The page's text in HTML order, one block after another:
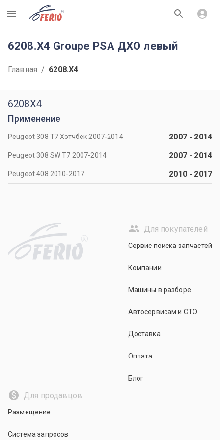
R
6208.X4 Groupe PSA ДХО левый
Главная / 6208.X4
6208X4
Применение
Peugeot 308 T7 Хэтчбек 2007-2014 2007- 2014
Peugeot 308 SW T7 2007-2014 2007- 2014
Peugeot 408 2010-2017 2010- 2017
R
Для покупателей
Сервис поиска запчастей
Компании
Машины в разборе
Автосервисам и СТО
Доставка
Оплата
Блог
Для продавцов
Размещение
Система запросов